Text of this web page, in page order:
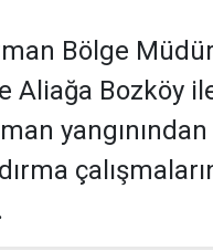
Bölge
Aliağa Bozköy